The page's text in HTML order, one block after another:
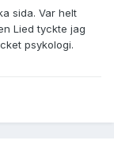
sida. Var helt
Lied tyckte jag
psykologi.